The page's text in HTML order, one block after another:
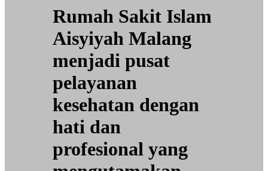
Rumah Sakit Islam
Aisyiyah Malang
menjadi pusat
pelayanan
kesehatan dengan
hati dan
profesional yang